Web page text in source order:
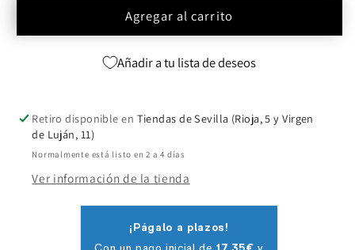
Agregar al carrito
Añadir a tu lista de deseos
Retiro disponible en Tiendas de Sevilla (Rioja, 5 y Virgen
de Luján, 11)
Normalmente está listo en 2 a 4 días
Ver información de la tienda